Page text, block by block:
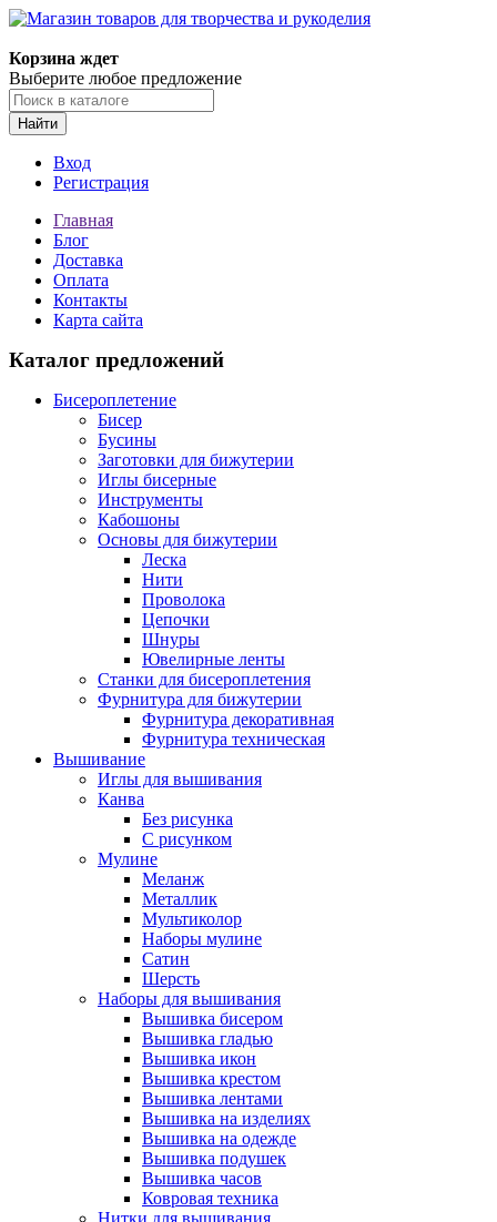
Корзина ждет
Выберите любое предложение
Найти
Вход
Регистрация
Главная
Блог
Доставка
Оплата
Контакты
Карта сайта
Каталог предложений
Бисероплетение
Бисер
Бусины
Заготовки для бижутерии
Иглы бисерные
Инструменты
Кабошоны
Основы для бижутерии
Леска
Нити
Проволока
Цепочки
Шнуры
Ювелирные ленты
Станки для бисероплетения
Фурнитура для бижутерии
Фурнитура декоративная
Фурнитура техническая
Вышивание
Иглы для вышивания
Канва
Без рисунка
С рисунком
Мулине
Меланж
Металлик
Мультиколор
Наборы мулине
Сатин
Шерсть
Наборы для вышивания
Вышивка бисером
Вышивка гладью
Вышивка икон
Вышивка крестом
Вышивка лентами
Вышивка на изделиях
Вышивка на одежде
Вышивка подушек
Вышивка часов
Ковровая техника
Нитки для вышивания